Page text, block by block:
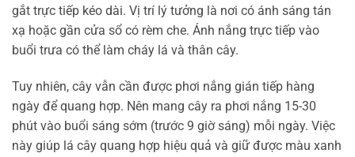
gắt trực tiếp kéo dài. Vị trí lý tưởng là nơi có ánh sáng tán
xạ hoặc gần cửa sổ có rèm che. Ánh nắng trực tiếp vào
buổi trưa có thể làm cháy lá và thân cây.
Tuy nhiên, cây vẫn cần được phơi nắng gián tiếp hàng
ngày để quang hợp. Nên mang cây ra phơi nắng 15-30
phút vào buổi sáng sớm (trước 9 giờ sáng) mỗi ngày. Việc
này giúp lá cây quang hợp hiệu quả và giữ được màu xanh